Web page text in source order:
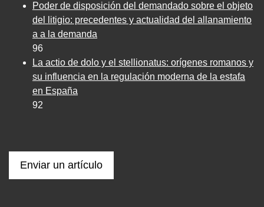
Poder de disposición del demandado sobre el objeto
del litigio: precedentes y actualidad del allanamiento
a a la demanda
96
La actio de dolo y el stellionatus: orígenes romanos y
su influencia en la regulación moderna de la estafa
en España
92
Enviar un artículo